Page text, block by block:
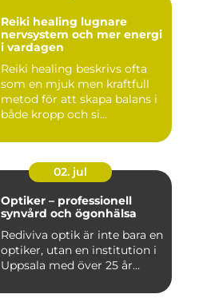
Reiki healing lugnare
nervsystem och mer energi
i vardagen
Reiki healing beskrivs ofta
som en mjuk men kraftfull
metod för att skapa balans i
både kropp och si...
02. jul
Optiker – professionell
synvård och ögonhälsa
Rediviva optik är inte bara en
optiker, utan en institution i
Uppsala med över 25 år...